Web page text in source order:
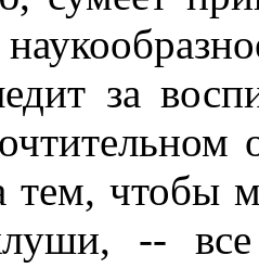
за
тем, чтобы
-- все